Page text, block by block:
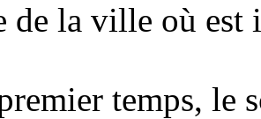
de la ville où est
temps, le